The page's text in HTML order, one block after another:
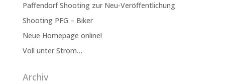
Paffendorf Shooting zur Neu-Veröffentlichung
Shooting PFG – Biker
Neue Homepage online!
Voll unter Strom…
Archiv